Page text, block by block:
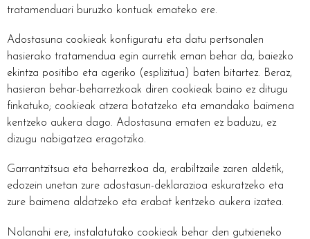
tratamenduari buruzko kontuak emateko ere.
Adostasuna cookieak konfiguratu eta datu pertsonalen
hasierako tratamendua egin aurretik eman behar da, baiezko
ekintza positibo eta ageriko (esplizitua) baten bitartez. Beraz,
hasieran behar-beharrezkoak diren cookieak baino ez ditugu
finkatuko; cookieak atzera botatzeko eta emandako baimena
kentzeko aukera dago. Adostasuna ematen ez baduzu, ez
dizugu nabigatzea eragotziko.
Garrantzitsua eta beharrezkoa da, erabiltzaile zaren aldetik,
edozein unetan zure adostasun-deklarazioa eskuratzeko eta
zure baimena aldatzeko eta erabat kentzeko aukera izatea.
Nolanahi ere, instalatutako cookieak behar den gutxieneko